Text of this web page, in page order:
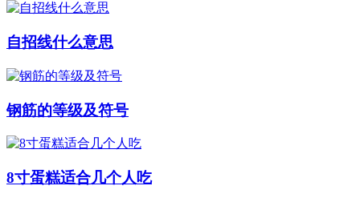
自招线什么意思
钢筋的等级及符号
8寸蛋糕适合几个人吃